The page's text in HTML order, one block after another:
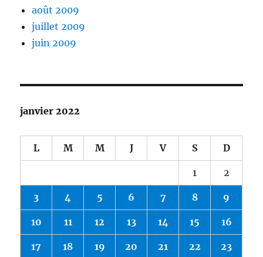
août 2009
juillet 2009
juin 2009
janvier 2022
L M M J V S D
1 2
3 4 5 6 7 8 9
10 11 12 13 14 15 16
17 18 19 20 21 22 23